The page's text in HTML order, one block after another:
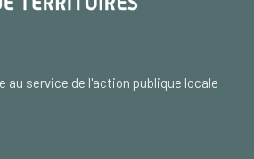
au service de l'action publique locale